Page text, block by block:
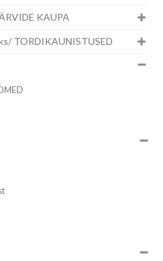
KAUPA
TORDIKAUNISTUSED